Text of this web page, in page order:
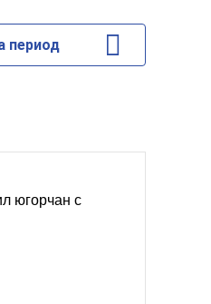
период
югорчан с